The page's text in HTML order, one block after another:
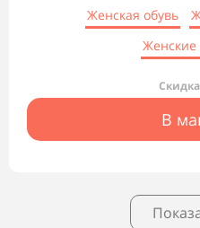
Женская обувь
Женские
В